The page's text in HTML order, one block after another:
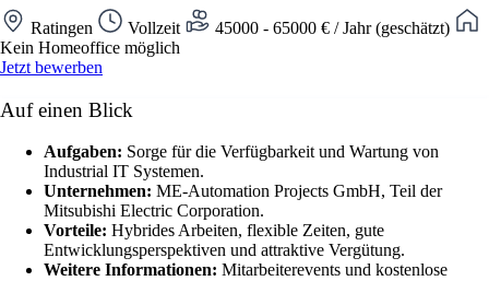
Ratingen Vollzeit
45000 - 65000 € / Jahr (geschätzt)
Kein Homeoffice möglich
Jetzt bewerben
Auf einen Blick
Aufgaben: Sorge für die Verfügbarkeit und Wartung von
Industrial IT Systemen.
Unternehmen: ME-Automation Projects GmbH, Teil der
Mitsubishi Electric Corporation.
Vorteile: Hybrides Arbeiten, flexible Zeiten, gute
Entwicklungsperspektiven und attraktive Vergütung.
Weitere Informationen: Mitarbeiterevents und kostenlose